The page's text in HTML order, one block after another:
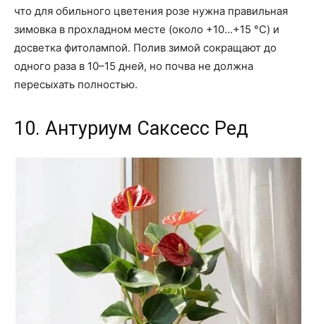
что для обильного цветения розе нужна правильная
зимовка в прохладном месте (около +10...+15 °C) и
досветка фитолампой. Полив зимой сокращают до
одного раза в 10–15 дней, но почва не должна
пересыхать полностью.
10. Антуриум Саксесс Ред